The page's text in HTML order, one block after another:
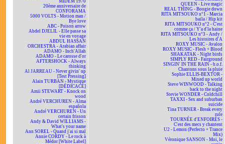
MIDEM 1970
20ème anniversaire de
CONFORAMA
5000 VOLTS - Motion man /
Bye love
ABC - Poison arrow
Abdel DJELIL - Elle passe sa
vie en voyage
ABDUL HASSAN
ORCHESTRA - Arabian affair
ADAMO - Inch'Allah
ADAMO - Le carosse d'or
AFTERSHOCK - Always
thinking
Al JARREAU - Never givin' up
[Test Pressing]
Alain TURBAN - Mystique
[DÉDICACÉ]
Amii STEWART - Knock on
wood
André VERCHUREN - Alma
española
André VERCHUREN - Un
certain frisson
Andy & David WILLIAMS -
What's your name
Ann SOREL - Quand j'ai si mal
Annie CORDY - Le rock à
Médor [White Label]
QUEEN - Live magic
REAL THING - Boogie down
RITA MITSOUKO n°1 - Marcia
baila / Hip kit
RITA MITSOUKO n°2 - C'est
comme ça / Y'a d'la haine
RITA MITSOUKO n°3 - Andy /
Les histoires d'A
ROXY MUSIC - Avalon
ROXY MUSIC - Flesh + Blood
SHAKATAK - Night birds
SIMPLY RED - Fairground
SINGIN' IN THE RAIN - b.o.f.
Chantons sous la pluie
Sophie ELLIS-BEXTOR -
Mixed up world
Steve WINWOOD - Talking
back to the night
Stevie WONDER - Coldchill
TAXXI - Sex and suburban
suicide
Tina TURNER - Break every
rule
TOURNÉE d'ENFOIRÉS -
C'est des mecs y chantent
U2 - Lemon (Perfecto + Trance
Mix)
Véronique SANSON - Moi, le